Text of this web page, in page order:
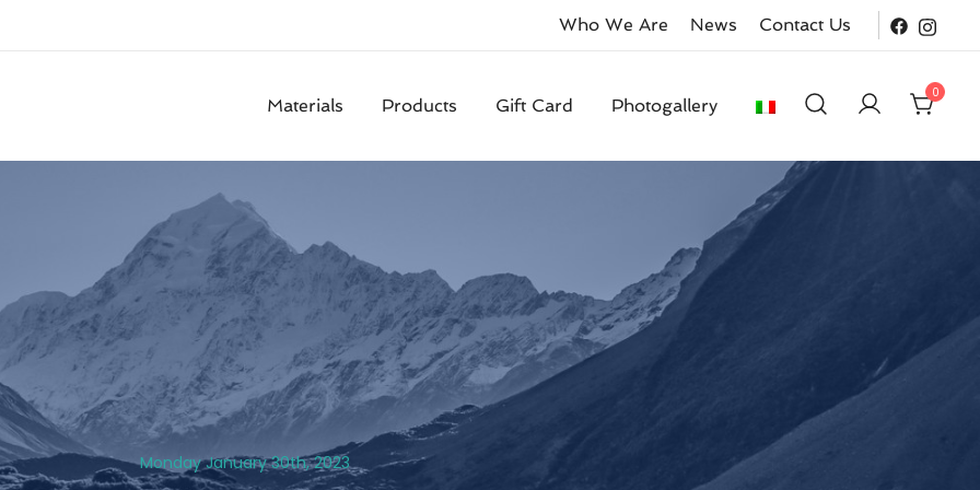
Who We Are News Contact Us
Materials Products Gift Card Photogallery
0
Monday January 30th, 2023